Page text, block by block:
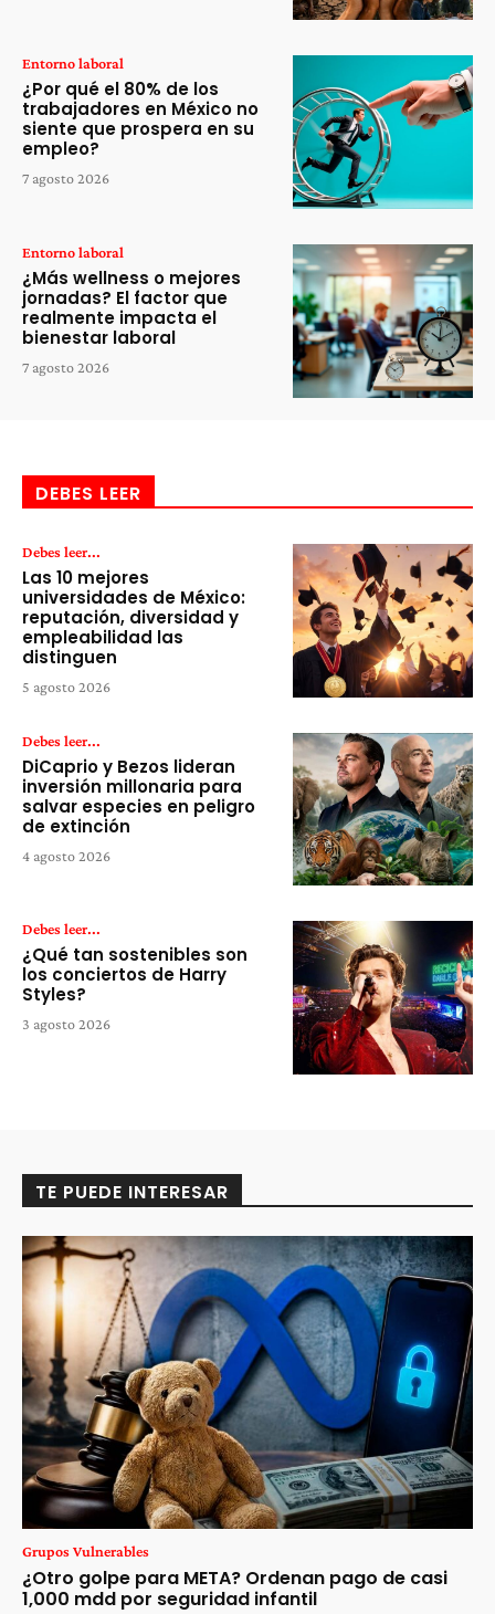
Entorno laboral
¿Por qué el 80% de los
trabajadores en México no
siente que prospera en su
empleo?
7 agosto 2026
Entorno laboral
¿Más wellness o mejores
jornadas? El factor que
realmente impacta el
bienestar laboral
7 agosto 2026
DEBES LEER
Debes leer...
Las 10 mejores
universidades de México:
reputación, diversidad y
empleabilidad las
distinguen
5 agosto 2026
Debes leer...
DiCaprio y Bezos lideran
inversión millonaria para
salvar especies en peligro
de extinción
4 agosto 2026
Debes leer...
¿Qué tan sostenibles son
los conciertos de Harry
Styles?
3 agosto 2026
TE PUEDE INTERESAR
Grupos Vulnerables
¿Otro golpe para META? Ordenan pago de casi
1,000 mdd por seguridad infantil